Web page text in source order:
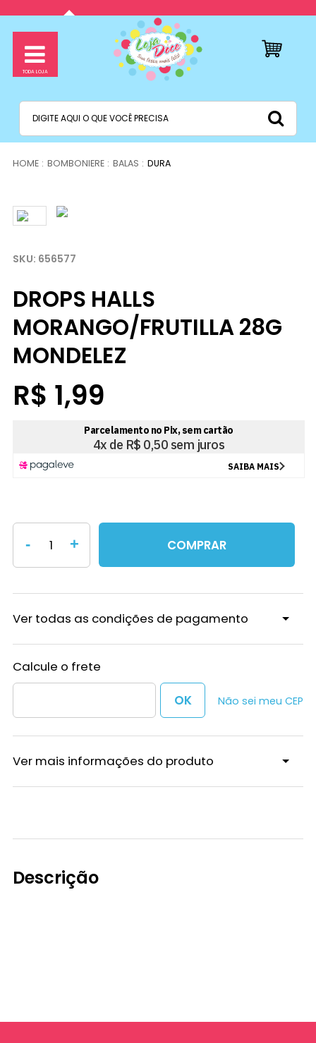
BOMBONIERE BALAS DURA
656577
DROPS HALLS
MORANGO/FRUTILLA 28G
MONDELEZ
R$ 1,99
- + COMPRAR
Ver todas as condições de pagamento
Não sei meu CEP
Ver mais informações do produto
Descrição